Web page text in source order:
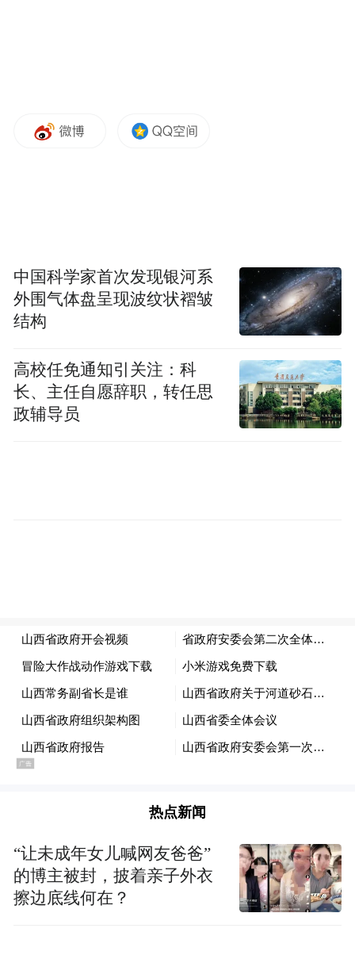
中国科学家首次发现银河系
外围气体盘呈现波纹状褶皱
结构
高校任免通知引关注：科
长、主任自愿辞职，转任思
政辅导员
热点新闻
“让未成年女儿喊网友爸爸”
的博主被封，披着亲子外衣
擦边底线何在？